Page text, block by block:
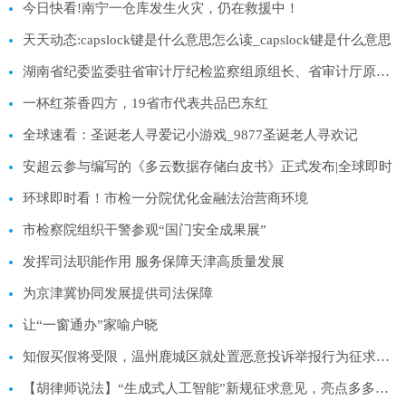
今日快看!南宁一仓库发生火灾，仍在救援中！
天天动态:capslock键是什么意思怎么读_capslock键是什么意思
湖南省纪委监委驻省审计厅纪检监察组原组长、省审计厅原党组成员包昌林受贿案一审宣判-全球焦点
一杯红茶香四方，19省市代表共品巴东红
全球速看：圣诞老人寻爱记小游戏_9877圣诞老人寻欢记
安超云参与编写的《多云数据存储白皮书》正式发布|全球即时
环球即时看！市检一分院优化金融法治营商环境
市检察院组织干警参观“国门安全成果展”
发挥司法职能作用 服务保障天津高质量发展
为京津冀协同发展提供司法保障
让“一窗通办”家喻户晓
知假买假将受限，温州鹿城区就处置恶意投诉举报行为征求意见
【胡律师说法】“生成式人工智能”新规征求意见，亮点多多抢先看